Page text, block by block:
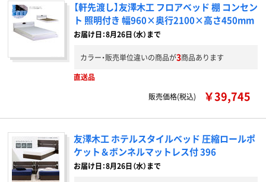
【軒先渡し】友澤木工 フロアベッド 棚 コンセン
ト 照明付き 幅960×奥行2100×高さ450mm
お届け日：8月26日（水）まで
カラー・販売単位違いの商品が3商品あります
直送品
販売価格(税込)
￥39,745
友澤木工 ホテルスタイルベッド 圧縮ロールポ
ケット＆ボンネルマットレス付 396
お届け日：8月26日（水）まで